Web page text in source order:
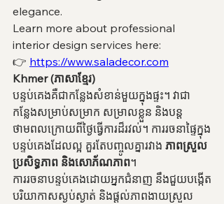
elegance.
Learn more about professional
interior design services here:
👉 https://www.saladecor.com
Khmer (ភាសាខ្មែរ)
បន្ទប់គេងគឺជាកន្លែងសំខាន់មួយក្នុងផ្ទះ។ វាជា
កន្លែងសម្រាប់សម្រាក សម្រាលខ្លួន និងបន្ត
ថាមពលក្រោយពីថ្ងៃធ្វើការដ៏រវល់។ ការរចនាផ្ទៃក្នុង
បន្ទប់គេងដែលល្អ គួរតែបញ្ចូលគ្នារវាង ភាពស្រួល
ប្រសិទ្ធភាព និងសោភ័ណភាព។
ការរចនាបន្ទប់គេងដោយអ្នកជំនាញ នឹងជួយបង្កើត
បរិយាកាសស្ងប់ស្ងាត់ និងផ្តល់ភាពងាយស្រួល